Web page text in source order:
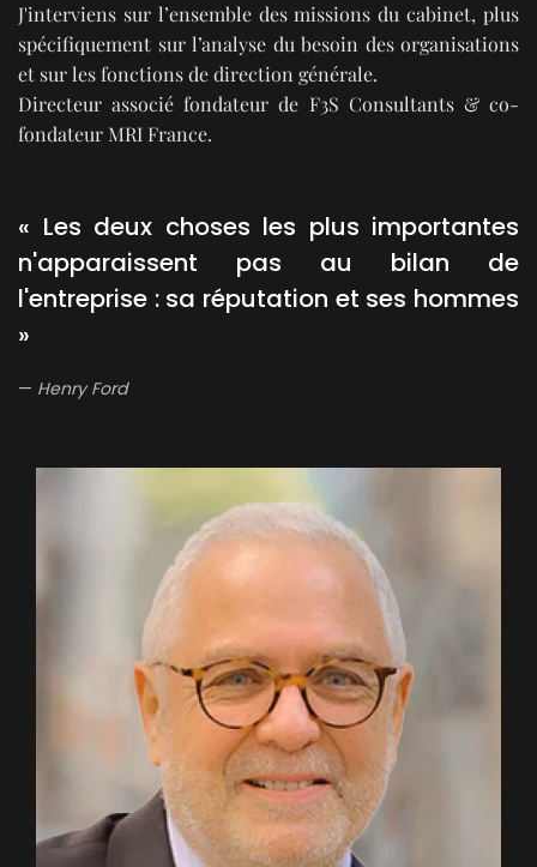
J'interviens sur l’ensemble des missions du cabinet, plus
spécifiquement sur l’analyse du besoin des organisations
et sur les fonctions de direction générale.
Directeur associé fondateur de F3S Consultants & co-
fondateur MRI France.
« Les deux choses les plus importantes
n'apparaissent pas au bilan de
l'entreprise : sa réputation et ses hommes
»
Henry Ford